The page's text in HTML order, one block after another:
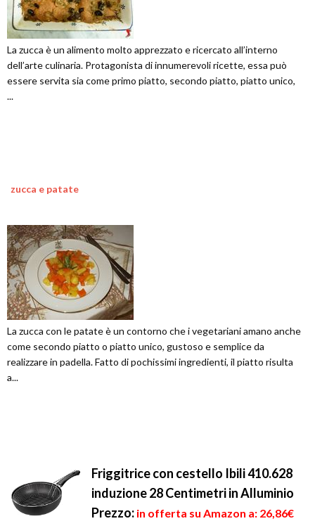
La zucca è un alimento molto apprezzato e ricercato all’interno
dell’arte culinaria. Protagonista di innumerevoli ricette, essa può
essere servita sia come primo piatto, secondo piatto, piatto unico,
...
zucca e patate
La zucca con le patate è un contorno che i vegetariani amano anche
come secondo piatto o piatto unico, gustoso e semplice da
realizzare in padella. Fatto di pochissimi ingredienti, il piatto risulta
a...
Friggitrice con cestello Ibili 410.628
induzione 28 Centimetri in Alluminio
Prezzo: in offerta su Amazon a: 26,86€